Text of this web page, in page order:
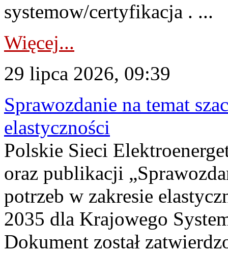
systemow/certyfikacja . ...
Więcej...
29 lipca 2026, 09:39
Sprawozdanie na temat
elastyczności
Polskie Sieci
oraz publikacji
potrzeb w zakresie
2035 dla Krajowego
Dokument został